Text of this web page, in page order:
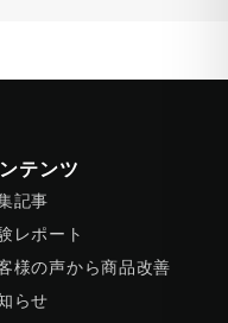
テンツ
記事
レポート
様の声から商品改善
らせ